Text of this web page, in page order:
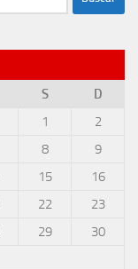
S
D
1
2
8
9
15
16
22
23
29
30